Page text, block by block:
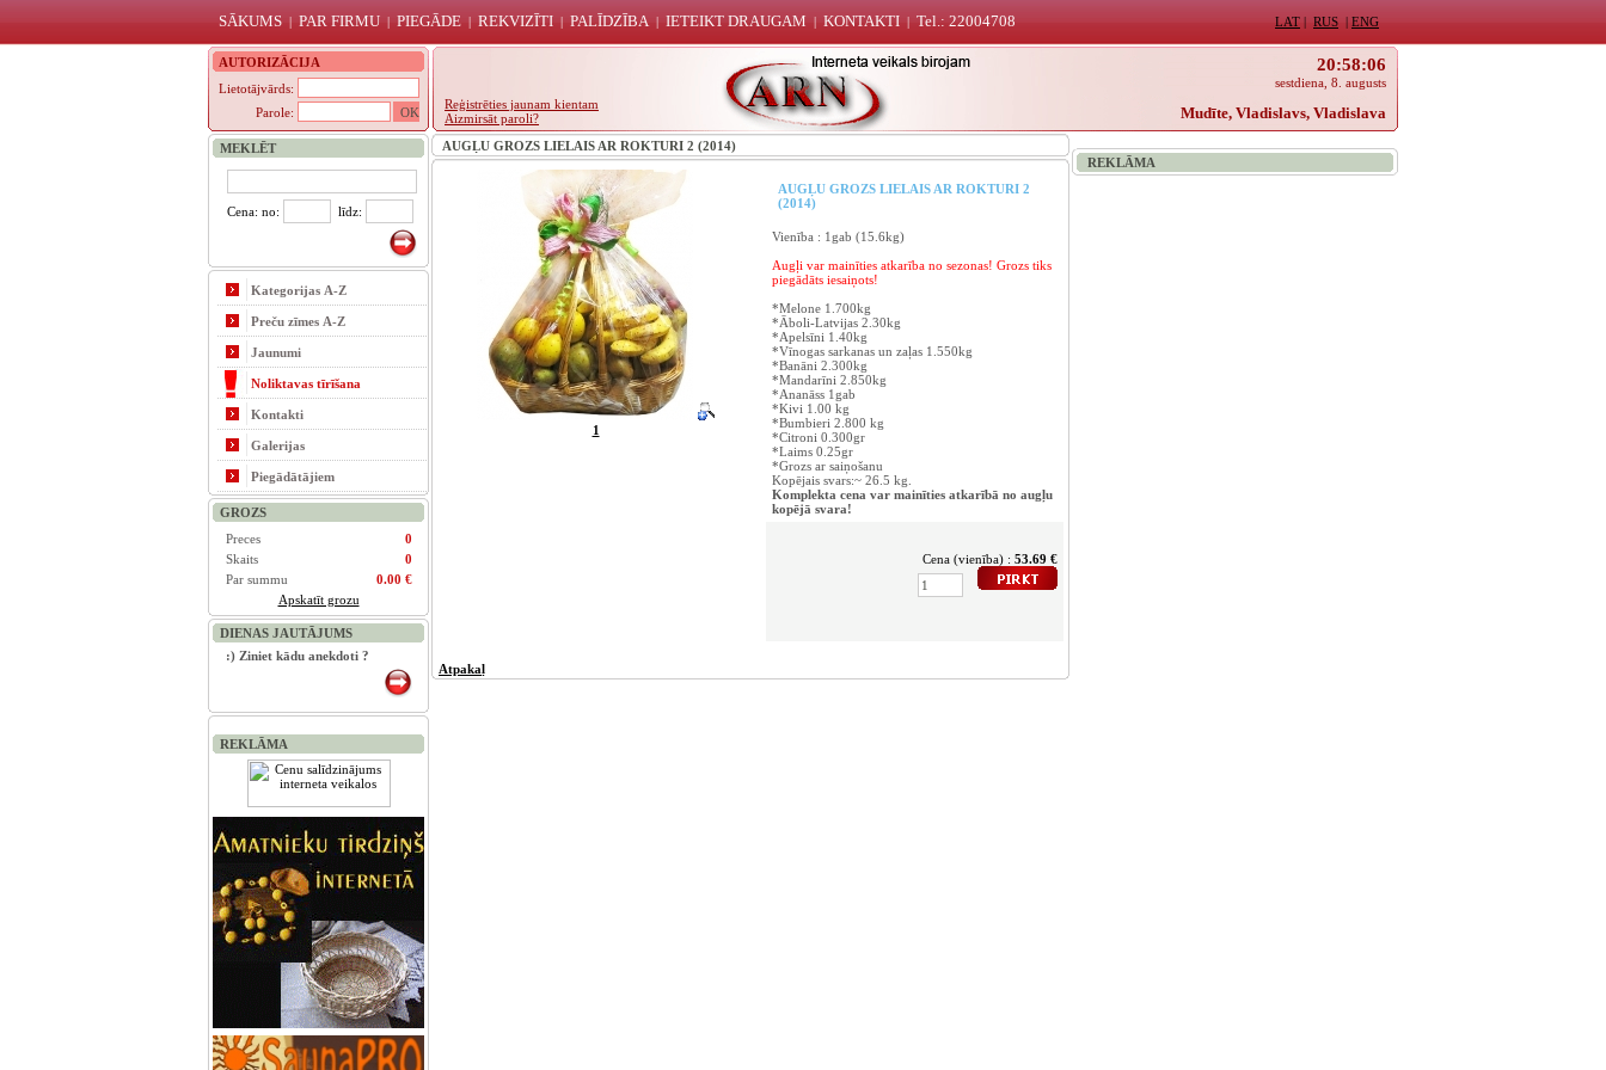
SĀKUMS | PAR FIRMU| PIEGĀDE | REKVIZĪTI | PALĪDZĪBA | IETEIKT DRAUGAM | KONTAKTI | Tel.: 22004708 LAT | RUS | ENG
AUTORIZĀCIJA
Lietotājvārds:
Parole:
Reģistrēties jaunam kientam
Aizmirsāt paroli?
20:58:06
sestdiena, 8. augusts
Mudīte, Vladislavs, Vladislava
MEKLĒT
Cena: no: līdz:
Kategorijas A-Z
Preču zīmes A-Z
Jaunumi
Noliktavas tīrīšana
Kontakti
Galerijas
Piegādātājiem
GROZS
Preces
0
Skaits
0
Par summu
0.00 €
Apskatīt grozu
DIENAS JAUTĀJUMS
:) Ziniet kādu anekdoti ?
REKLĀMA
AUGĻU GROZS LIELAIS AR ROKTURI 2 (2014)
1
AUGĻU GROZS LIELAIS AR ROKTURI 2
(2014)
Vienība : 1gab (15.6kg)
Augļi var mainīties atkarība no sezonas! Grozs tiks
piegādāts iesaiņots!
*Melone 1.700kg
*Āboli-Latvijas 2.30kg
*Apelsīni 1.40kg
*Vīnogas sarkanas un zaļas 1.550kg
*Banāni 2.300kg
*Mandarīni 2.850kg
*Ananāss 1gab
*Kivi 1.00 kg
*Bumbieri 2.800 kg
*Citroni 0.300gr
*Laims 0.25gr
*Grozs ar saiņošanu
Kopējais svars:~ 26.5 kg.
Komplekta cena var mainīties atkarībā no augļu
kopējā svara!
Cena (vienība) : 53.69 €
Atpakaļ
REKLĀMA